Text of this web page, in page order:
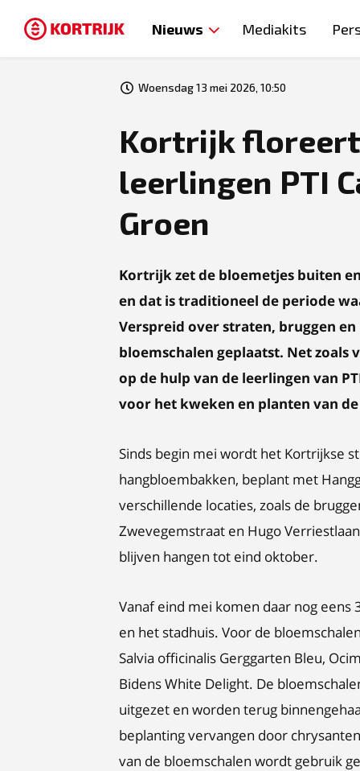
Nieuws Mediakits
Woensdag 13 mei 2026, 10:50
Kortrijk
leerlingen PTI
Groen
Kortrijk zet de bloemetjes buiten
en dat is traditioneel de periode
Verspreid over straten, bruggen
bloemschalen geplaatst. Net
op de hulp van de leerlingen van
voor het kweken en planten van
Sinds begin mei wordt het Kortrijkse
hangbloembakken, beplant met
verschillende locaties, zoals de
Zwevegemstraat en Hugo
blijven hangen tot eind oktober.
Vanaf eind mei komen daar nog
en het stadhuis. Voor de
Salvia officinalis Gerggarten Bleu,
Bidens White Delight. De
uitgezet en worden terug
beplanting vervangen door
van de bloemschalen wordt gebruik